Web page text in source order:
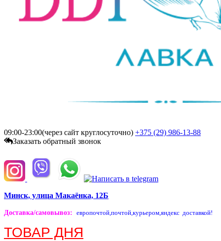
09:00-23:00(через сайт круглосуточно) +375 (29) 986-13-88
Заказать обратный звонок
Минск, улица Макаёнка, 12Б
Доставка/самовывоз: европочтой,почтой,курьером,яндекс доставкой!
ТОВАР ДНЯ